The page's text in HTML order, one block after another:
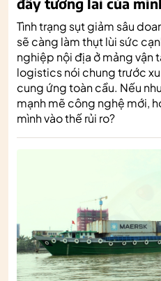
Tình trạng sụt giảm sâu
sẽ càng làm thụt lùi sức
nghiệp nội địa ở mảng vận
logistics nói chung trước
cung ứng toàn cầu. Nếu
mạnh mẽ công nghệ mới,
mình vào thế rủi ro?